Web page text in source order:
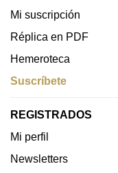
Mi suscripción
Réplica en PDF
Hemeroteca
Suscríbete
REGISTRADOS
Mi perfil
Newsletters